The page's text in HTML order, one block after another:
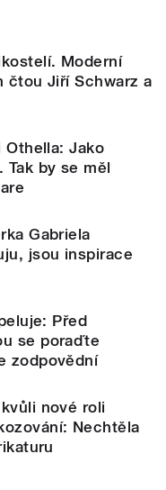
Moderní
čtou Jiří Schwarz a
Othella: Jako
by se měl
Gabriela
jsou inspirace
Před
se poraďte
zodpovědní
nové roli
Nechtěla